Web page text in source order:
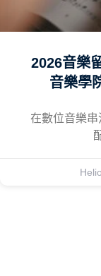
2026音樂
音樂學
在數位音樂